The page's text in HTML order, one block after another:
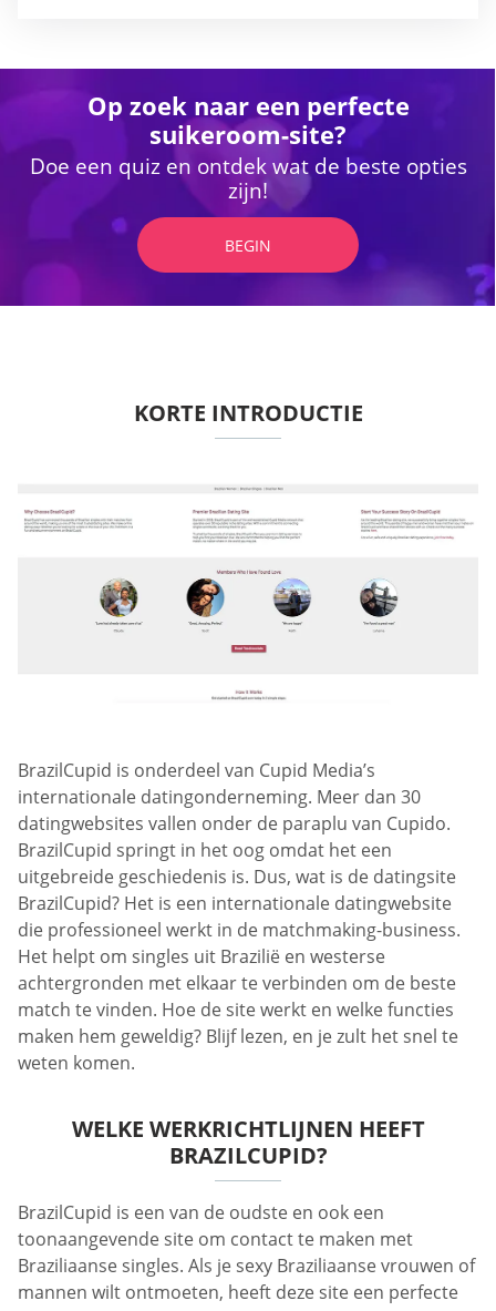
Op zoek naar een perfecte
suikeroom-site?
Doe een quiz en ontdek wat de beste opties
zijn!
BEGIN
KORTE INTRODUCTIE
BrazilCupid is onderdeel van Cupid Media’s
internationale datingonderneming. Meer dan 30
datingwebsites vallen onder de paraplu van Cupido.
BrazilCupid springt in het oog omdat het een
uitgebreide geschiedenis is. Dus, wat is de datingsite
BrazilCupid? Het is een internationale datingwebsite
die professioneel werkt in de matchmaking-business.
Het helpt om singles uit Brazilië en westerse
achtergronden met elkaar te verbinden om de beste
match te vinden. Hoe de site werkt en welke functies
maken hem geweldig? Blijf lezen, en je zult het snel te
weten komen.
WELKE WERKRICHTLIJNEN HEEFT
BRAZILCUPID?
BrazilCupid is een van de oudste en ook een
toonaangevende site om contact te maken met
Braziliaanse singles. Als je sexy Braziliaanse vrouwen of
mannen wilt ontmoeten, heeft deze site een perfecte